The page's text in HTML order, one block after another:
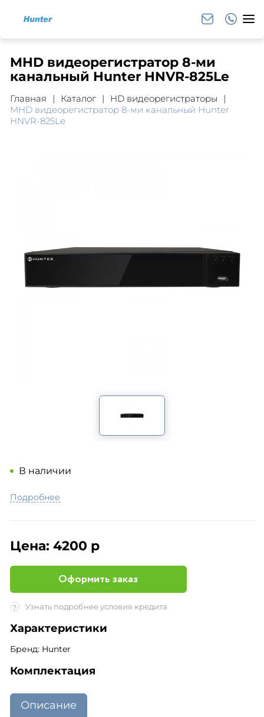
MHD видеорегистратор 8-ми
кaнaльный Hunter HNVR-825Le
Главная Каталог
HD видеорегистраторы
MHD видеорегистратор 8-ми кaнaльный Hunter
HNVR-825Le
В наличии
Подробнее
Цена: 4200 р
Оформить заказ
? Узнать подробнее условия кредита
Характеристики
Бренд: Hunter
Комплектация
Описание